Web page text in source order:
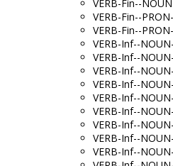
VERB-Fin--
VERB-Fin--
VERB-Fin--
VERB-Inf--
VERB-Inf--
VERB-Inf--
VERB-Inf--
VERB-Inf--
VERB-Inf--
VERB-Inf--
VERB-Inf--
VERB-Inf--